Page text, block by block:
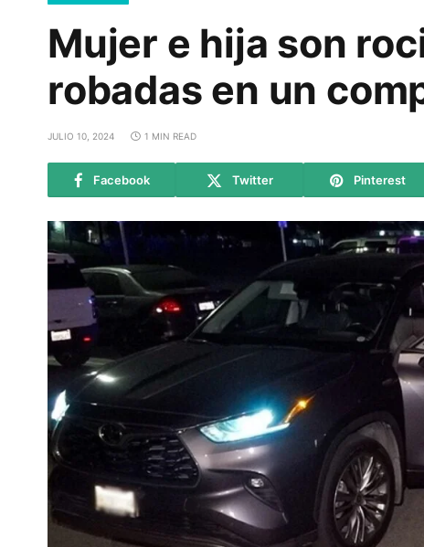
Mujer e hija son
robadas en un
JULIO 10, 2024 1 MIN READ
Facebook Twitter Pinterest